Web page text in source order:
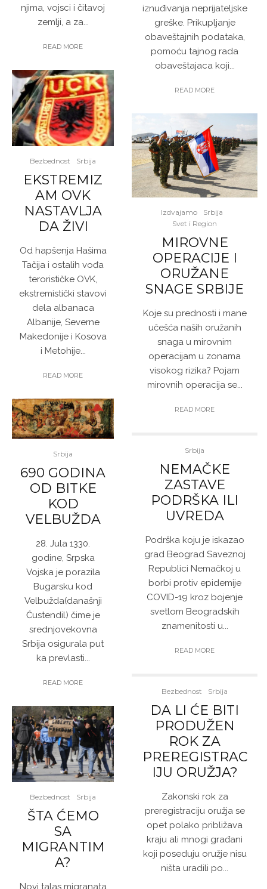
njima, vojsci i čitavoj
zemlji, a za...
READ MORE
Bezbednost Srbija
EKSTREMIZ
AM OVK
NASTAVLJA
DA ŽIVI
Od hapšenja Hašima
Tačija i ostalih vođa
terorističke OVK,
ekstremistički stavovi
dela albanaca
Albanije, Severne
Makedonije i Kosova
i Metohije...
READ MORE
Srbija
690 GODINA
OD BITKE
KOD
VELBUŽDA
28. Jula 1330.
godine, Srpska
Vojska je porazila
Bugarsku kod
Velbužda(današnji
Ćustendil) čime je
srednjovekovna
Srbija osigurala put
ka prevlasti...
READ MORE
Bezbednost Srbija
ŠTA ĆEMO
SA
MIGRANTIM
A?
Novi talas migranata
iznuđivanja neprijateljske
greške. Prikupljanje
obaveštajnih podataka,
pomoću tajnog rada
obaveštajaca koji...
READ MORE
Izdvajamo
Srbija
Svet i Region
MIROVNE
OPERACIJE I
ORUŽANE
SNAGE SRBIJE
Koje su prednosti i mane
učešća naših oružanih
snaga u mirovnim
operacijam u zonama
visokog rizika? Pojam
mirovnih operacija se...
READ MORE
Srbija
NEMAČKE
ZASTAVE
PODRŠKA ILI
UVREDA
Podrška koju je iskazao
grad Beograd Saveznoj
Republici Nemačkoj u
borbi protiv epidemije
COVID-19 kroz bojenje
svetlom Beogradskih
znamenitosti u...
READ MORE
Bezbednost Srbija
DA LI ĆE BITI
PRODUŽEN
ROK ZA
PREREGISTRAC
IJU ORUŽJA?
Zakonski rok za
preregistraciju oružja se
opet polako približava
kraju ali mnogi građani
koji poseduju oružje nisu
ništa uradili po...